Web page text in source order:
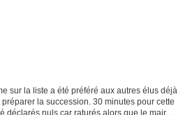
sur la liste a été préféré aux autres élus déjà
la succession. 30 minutes pour cette
déclarés nuls car raturés alors que le maire